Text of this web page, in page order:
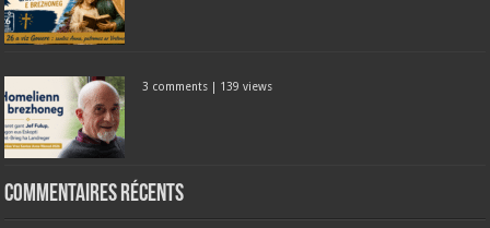
3 comments 139 views
Commentaires récents